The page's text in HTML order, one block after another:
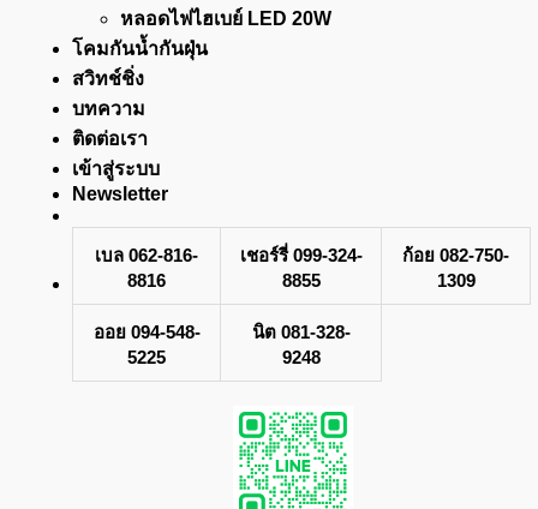
หลอดไฟไฮเบย์ LED 20W
โคมกันน้ำกันฝุ่น
สวิทช์ชิ่ง
บทความ
ติดต่อเรา
เข้าสู่ระบบ
Newsletter
เบล 062-816-
8816
เชอร์รี่ 099-324-
8855
ก้อย 082-750-
1309
ออย 094-548-
5225
นิต 081-328-
9248